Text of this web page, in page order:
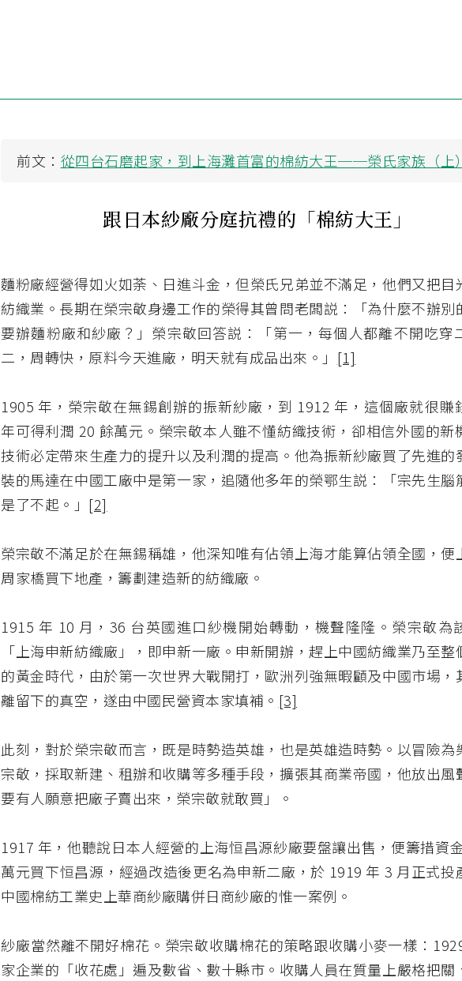
前文： 從四台石磨起家，到上海灘首富的棉紡大王──榮氏家族（上）
跟日本紗廠分庭抗禮的「棉紡大王」
麵粉廠經營得如火如荼、日進斗金，但榮氏兄弟並不滿足，他們又把目
紡織業。長期在榮宗敬身邊工作的榮得其曾問老闆説：「為什麼不辦別
要辦麵粉廠和紗廠？」榮宗敬回答説：「第一，每個人都離不開吃穿
二，周轉快，原料今天進廠，明天就有成品出來。」 [1]
1905 年，榮宗敬在無錫創辦的振新紗廠，到 1912 年，這個廠就很賺
年可得利潤 20 餘萬元。榮宗敬本人雖不懂紡織技術，卻相信外國的新
技術必定帶來生產力的提升以及利潤的提高。他為振新紗廠買了先進的
裝的馬達在中國工廠中是第一家，追隨他多年的榮鄂生説：「宗先生腦
是了不起。」 [2]
榮宗敬不滿足於在無錫稱雄，他深知唯有佔領上海才能算佔領全國，便
周家橋買下地產，籌劃建造新的紡織廠。
1915 年 10 月，36 台英國進口紗機開始轉動，機聲隆隆。榮宗敬為
「上海申新紡織廠」，即申新一廠。申新開辦，趕上中國紡織業乃至整
的黃金時代，由於第一次世界大戰開打，歐洲列強無暇顧及中國市場，
離留下的真空，遂由中國民營資本家填補。 [3]
此刻，對於榮宗敬而言，既是時勢造英雄，也是英雄造時勢。以冒險為
宗敬，採取新建、租辦和收購等多種手段，擴張其商業帝國，他放出風
要有人願意把廠子賣出來，榮宗敬就敢買」。
1917 年，他聽說日本人經營的上海恒昌源紗廠要盤讓出售，便籌措資
萬元買下恒昌源，經過改造後更名為申新二廠，於 1919 年 3 月正式投
中國棉紡工業史上華商紗廠購併日商紗廠的惟一案例。
紗廠當然離不開好棉花。榮宗敬收購棉花的策略跟收購小麥一樣：
家企業的「收花處」遍及數省、數十縣市。收購人員在質量上嚴格把關